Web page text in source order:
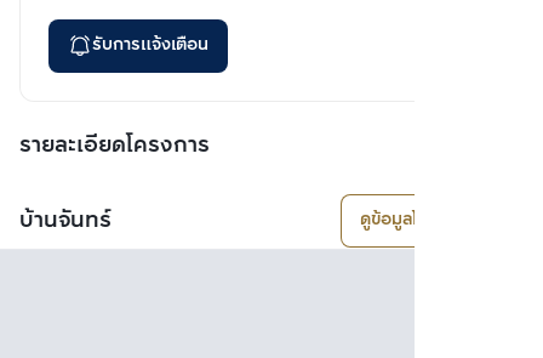
รับการแจ้งเตือน
รายละเอียดโครงการ
บ้านจันทร์ ดูข้อมูลโครงการ